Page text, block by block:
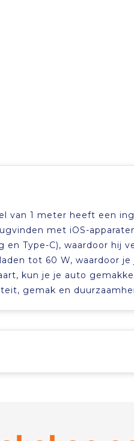
van 1 meter heeft een
met iOS-
Type-C), waardoor hij
tot 60 W, waardoor
kun je je auto
gemak en